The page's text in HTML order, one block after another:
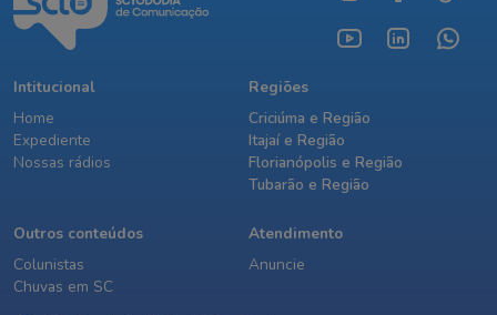
Intitucional
Home
Expediente
Nossas rádios
Regiões
Criciúma e Região
Itajaí e Região
Florianópolis e Região
Tubarão e Região
Outros conteúdos
Colunistas
Chuvas em SC
Atendimento
Anuncie